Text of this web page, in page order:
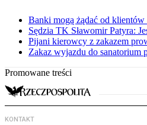
Banki mogą żądać od
Sędzia TK Sławomir Patyra:
Pijani kierowcy z zakazem
Zakaz wyjazdu do sanatorium
Promowane treści
KONTAKT